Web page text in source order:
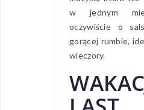
w jednym
oczywiście o
gorącej rumbie,
wieczory.